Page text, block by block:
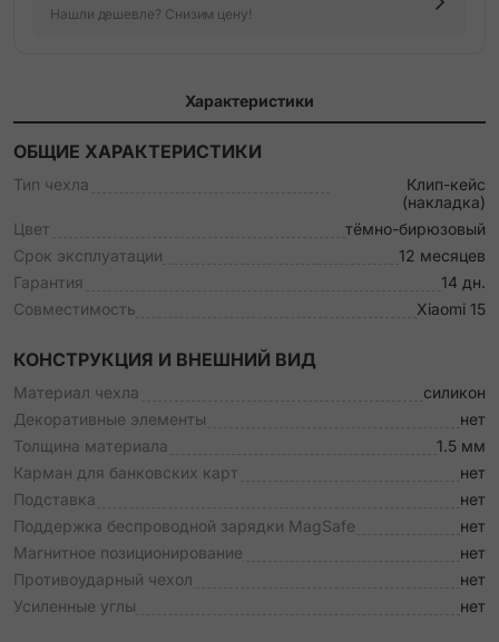
Нашли дешевле? Снизим цену!
Характеристики
ОБЩИЕ ХАРАКТЕРИСТИКИ
Тип чехла
Клип-кейс
(накладка)
Цвет
тёмно-бирюзовый
Срок эксплуатации
12 месяцев
Гарантия
14 дн.
Совместимость
Xiaomi 15
КОНСТРУКЦИЯ И ВНЕШНИЙ ВИД
Материал чехла
силикон
Декоративные элементы
нет
Толщина материала
1.5 мм
Карман для банковских карт
нет
Подставка
нет
Поддержка беспроводной зарядки MagSafe
нет
Магнитное позиционирование
нет
Противоударный чехол
нет
Усиленные углы
нет